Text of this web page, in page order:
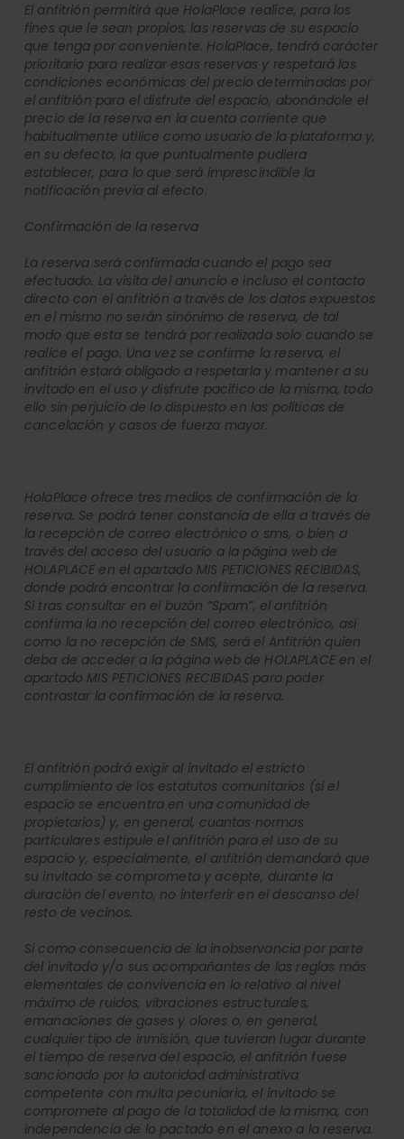
El anfitrión permitirá que HolaPlace realice, para los
fines que le sean propios, las reservas de su espacio
que tenga por conveniente. HolaPlace, tendrá carácter
prioritario para realizar esas reservas y respetará las
condiciones económicas del precio determinadas por
el anfitrión para el disfrute del espacio, abonándole el
precio de la reserva en la cuenta corriente que
habitualmente utilice como usuario de la plataforma y,
en su defecto, la que puntualmente pudiera
establecer, para lo que será imprescindible la
notificación previa al efecto.
Confirmación de la reserva
La reserva será confirmada cuando el pago sea
efectuado. La visita del anuncio e incluso el contacto
directo con el anfitrión a través de los datos expuestos
en el mismo no serán sinónimo de reserva, de tal
modo que esta se tendrá por realizada solo cuando se
realice el pago. Una vez se confirme la reserva, el
anfitrión estará obligado a respetarla y mantener a su
invitado en el uso y disfrute pacífico de la misma, todo
ello sin perjuicio de lo dispuesto en las políticas de
cancelación y casos de fuerza mayor.
HolaPlace ofrece tres medios de confirmación de la
reserva. Se podrá tener constancia de ella a través de
la recepción de correo electrónico o sms, o bien a
través del acceso del usuario a la página web de
HOLAPLACE en el apartado MIS PETICIONES RECIBIDAS,
donde podrá encontrar la confirmación de la reserva.
Si tras consultar en el buzón “Spam”, el anfitrión
confirma la no recepción del correo electrónico, así
como la no recepción de SMS, será el Anfitrión quien
deba de acceder a la página web de HOLAPLACE en el
apartado MIS PETICIONES RECIBIDAS para poder
contrastar la confirmación de la reserva.
El anfitrión podrá exigir al invitado el estricto
cumplimiento de los estatutos comunitarios (si el
espacio se encuentra en una comunidad de
propietarios) y, en general, cuantas normas
particulares estipule el anfitrión para el uso de su
espacio y, especialmente, el anfitrión demandará que
su invitado se comprometa y acepte, durante la
duración del evento, no interferir en el descanso del
resto de vecinos.
Si como consecuencia de la inobservancia por parte
del invitado y/o sus acompañantes de las reglas más
elementales de convivencia en lo relativo al nivel
máximo de ruidos, vibraciones estructurales,
emanaciones de gases y olores o, en general,
cualquier tipo de inmisión, que tuvieran lugar durante
el tiempo de reserva del espacio, el anfitrión fuese
sancionado por la autoridad administrativa
competente con multa pecuniaria, el invitado se
compromete al pago de la totalidad de la misma, con
independencia de lo pactado en el anexo a la reserva.